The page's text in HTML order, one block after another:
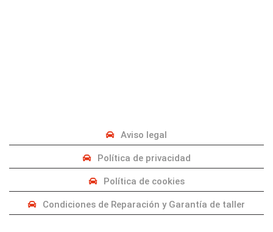
Aviso legal
Política de privacidad
Política de cookies
Condiciones de Reparación y Garantía de taller